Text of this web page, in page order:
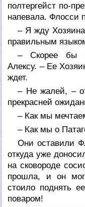
полтергейст по-
напевала. Флосси
– Я жду
правильным
– Скорее бы
Алексу. – Ее
ждет.
– Не жалей, –
прекрасней
– Как мы
– Как мы о
Они оставили
откуда уже
на сковороде
прошла, и он
стоило поднять
поваром!